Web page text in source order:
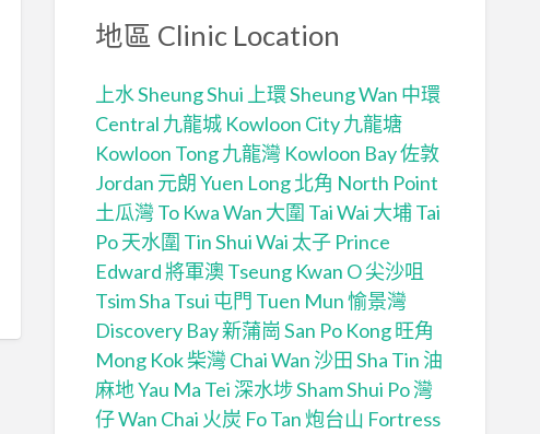
地區 Clinic Location
上水 Sheung Shui 上環 Sheung Wan 中環
Central 九龍城 Kowloon City 九龍塘
Kowloon Tong 九龍灣 Kowloon Bay佐敦
Jordan 元朗 Yuen Long 北角 North Point
土瓜灣 To Kwa Wan 大圍 Tai Wai 大埔 Tai
Po 天水圍 Tin Shui Wai 太子 Prince
Edward將軍澳 Tseung Kwan O 尖沙咀
Tsim Sha Tsui 屯門 Tuen Mun愉景灣
Discovery Bay新蒲崗 San Po Kong 旺角
Mong Kok柴灣 Chai Wan沙田 Sha Tin 油
麻地 Yau Ma Tei深水埗 Sham Shui Po灣
仔 Wan Chai 火炭 Fo Tan炮台山 Fortress